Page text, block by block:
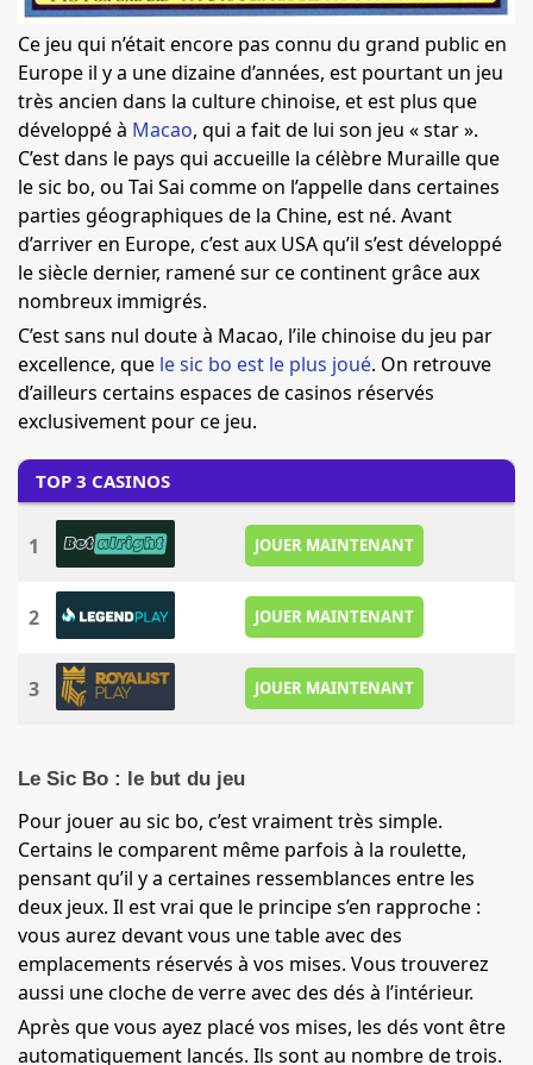
Ce jeu qui n’était encore pas connu du grand public en
Europe il y a une dizaine d’années, est pourtant un jeu
très ancien dans la culture chinoise, et est plus que
développé à Macao, qui a fait de lui son jeu « star ».
C’est dans le pays qui accueille la célèbre Muraille que
le sic bo, ou Tai Sai comme on l’appelle dans certaines
parties géographiques de la Chine, est né. Avant
d’arriver en Europe, c’est aux USA qu’il s’est développé
le siècle dernier, ramené sur ce continent grâce aux
nombreux immigrés.
C’est sans nul doute à Macao, l’ile chinoise du jeu par
excellence, que le sic bo est le plus joué. On retrouve
d’ailleurs certains espaces de casinos réservés
exclusivement pour ce jeu.
TOP 3 CASINOS
1 JOUER MAINTENANT
2 JOUER MAINTENANT
3 JOUER MAINTENANT
Le Sic Bo : le but du jeu
Pour jouer au sic bo, c’est vraiment très simple.
Certains le comparent même parfois à la roulette,
pensant qu’il y a certaines ressemblances entre les
deux jeux. Il est vrai que le principe s’en rapproche :
vous aurez devant vous une table avec des
emplacements réservés à vos mises. Vous trouverez
aussi une cloche de verre avec des dés à l’intérieur.
Après que vous ayez placé vos mises, les dés vont être
automatiquement lancés. Ils sont au nombre de trois.